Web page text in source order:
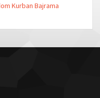
Kurban Bajrama